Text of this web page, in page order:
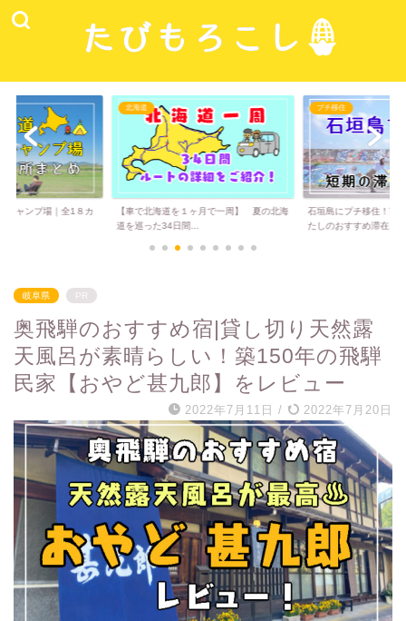
キャンプ場｜全1８カ
北海道
【車で北海道を１ヶ月で一周】 夏の北海
道を巡った34日間...
プチ移住
石垣島にプチ移住！実
たしのおすすめ滞在...
岐阜県 PR
奥飛騨のおすすめ宿|貸し切り天然露
天風呂が素晴らしい！築150年の飛騨
民家【おやど甚九郎】をレビュー
2022年7月11日 / 2022年7月20日